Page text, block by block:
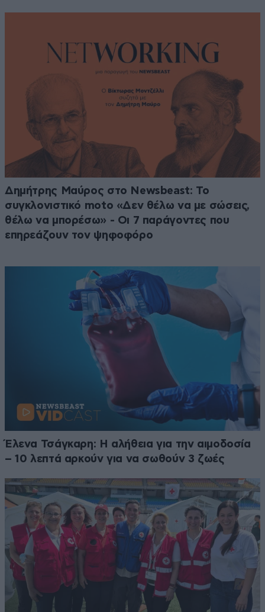
Δημήτρης Μαύρος στο Newsbeast: Το
συγκλονιστικό moto «Δεν θέλω να με σώσεις,
θέλω να μπορέσω» - Οι 7 παράγοντες που
επηρεάζουν τον ψηφοφόρο
Έλενα Τσάγκαρη: Η αλήθεια για την αιμοδοσία
– 10 λεπτά αρκούν για να σωθούν 3 ζωές